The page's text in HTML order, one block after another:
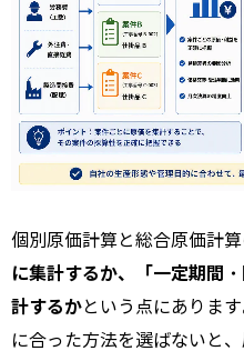
個別原価計算と総合原価計算
に集計するか、「一定期間
計するかという点にありま
に合った方法を選ばないと